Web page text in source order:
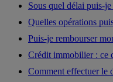
Sous quel délai puis-
Quelles opérations
Puis-je rembourser
Crédit immobilier : ce
Comment effectuer le